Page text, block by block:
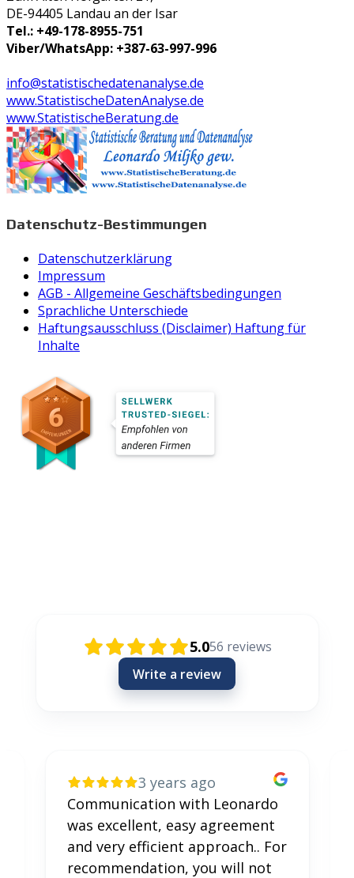
DE-94405 Landau an der Isar
Tel.: +49-178-8955-751
Viber/WhatsApp: +387-63-997-996
info@statistischedatenanalyse.de
www.StatistischeDatenAnalyse.de
www.StatistischeBeratung.de
Datenschutz-Bestimmungen
Datenschutzerklärung
Impressum
AGB - Allgemeine Geschäftsbedingungen
Sprachliche Unterschiede
Haftungsausschluss (Disclaimer) Haftung für
Inhalte
5.056 reviews
Write a review
3 years ago
Communication with Leonardo
was excellent, easy agreement
and very efficient approach.. For
recommendation, you will not